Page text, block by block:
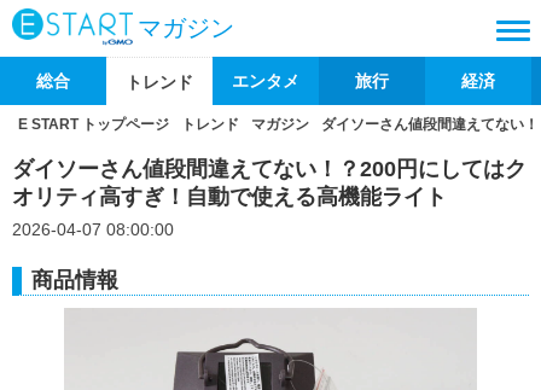
マガジン
総合 トレンド エンタメ 旅行 経済
E START トップページ トレンド マガジン ダイソーさん値段間違えてない
ダイソーさん値段間違えてない！？200円にしてはク
オリティ高すぎ！自動で使える高機能ライト
2026-04-07 08:00:00
商品情報